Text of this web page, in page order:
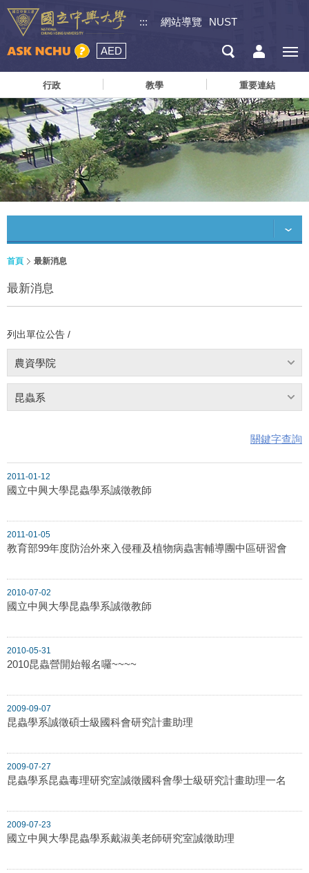
::: 網站導覽 NUST
AED
行政 教學 重要連結
首頁 最新消息
最新消息
列出單位公告 /
農資學院
昆蟲系
關鍵字查詢
2011-01-12
國立中興大學昆蟲學系誠徵教師
2011-01-05
教育部99年度防治外來入侵種及植物病蟲害輔導團中區研習會
2010-07-02
國立中興大學昆蟲學系誠徵教師
2010-05-31
2010昆蟲營開始報名囉~~~~
2009-09-07
昆蟲學系誠徵碩士級國科會研究計畫助理
2009-07-27
昆蟲學系昆蟲毒理研究室誠徵國科會學士級研究計畫助理一名
2009-07-23
國立中興大學昆蟲學系戴淑美老師研究室誠徵助理